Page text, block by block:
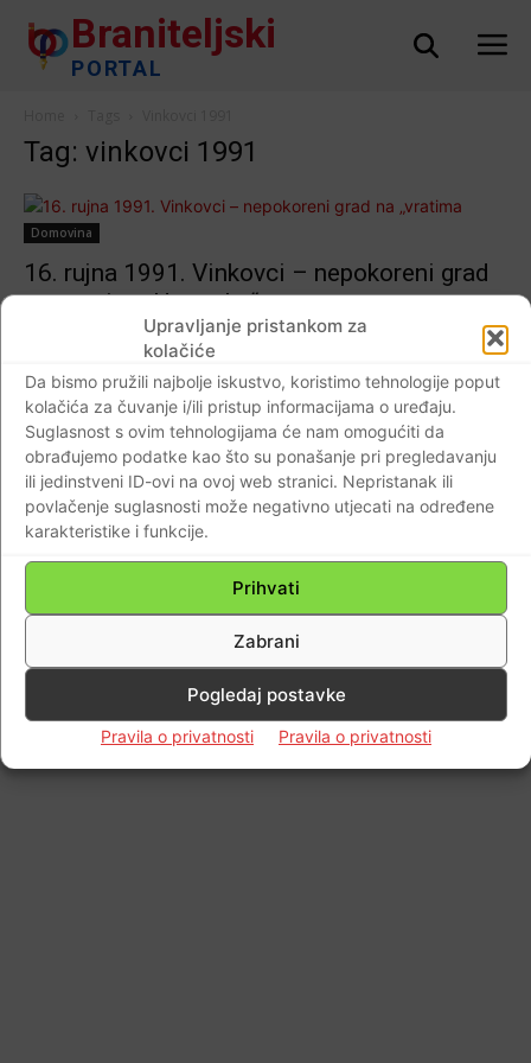
Upravljanje pristankom za
kolačiće
Da bismo pružili najbolje iskustvo, koristimo tehnologije poput
kolačića za čuvanje i/ili pristup informacijama o uređaju.
Suglasnost s ovim tehnologijama će nam omogućiti da
obrađujemo podatke kao što su ponašanje pri pregledavanju
ili jedinstveni ID-ovi na ovoj web stranici. Nepristanak ili
povlačenje suglasnosti može negativno utjecati na određene
karakteristike i funkcije.
Prihvati
Zabrani
Pogledaj postavke
Pravila o privatnosti Pravila o privatnosti
Braniteljski
PORTAL
Tag: vinkovci 1991
Domovina
16. rujna 1991. Vinkovci – nepokoreni grad
na „vratima Hrvatske“
Braniteljski portal - 16.09.2017 0
Impressum Kontaktirajte nas Pravila o privatnosti
© Newspaper WordPress Theme by TagDiv